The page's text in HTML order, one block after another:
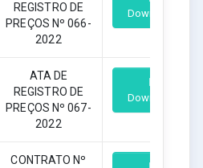
REGISTRO DE
PREÇOS Nº 066-
2022
Download
ATA DE
REGISTRO DE
PREÇOS Nº 067-
2022
Download
CONTRATO Nº